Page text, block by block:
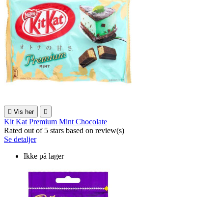
 Vis her 
Kit Kat Premium Mint Chocolate
Rated out of 5 stars based on review(s)
Se detaljer
Ikke på lager